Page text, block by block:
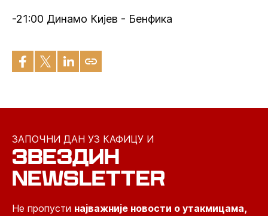
-21:00 Динамо Кијев - Бенфика
ЗАПОЧНИ ДАН УЗ КАФИЦУ И
ЗВЕЗДИН
NEWSLETTER
Не пропусти најважније новости о утакмицама,